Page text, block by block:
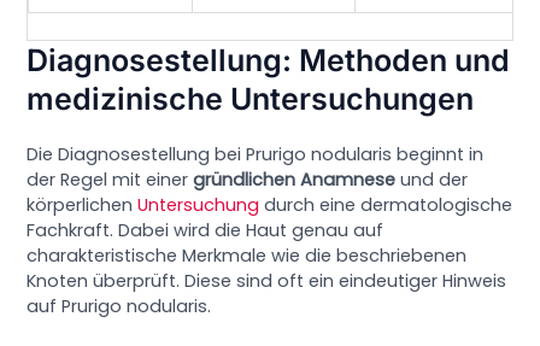
Diagnosestellung: Methoden und
medizinische Untersuchungen
Die Diagnosestellung bei Prurigo nodularis beginnt in
der Regel mit einergründlichen Anamnese und der
körperlichenUntersuchung durch eine dermatologische
Fachkraft. Dabei wird die Haut genau auf
charakteristische Merkmale wie die beschriebenen
Knoten überprüft. Diese sind oft ein eindeutiger Hinweis
auf Prurigo nodularis.